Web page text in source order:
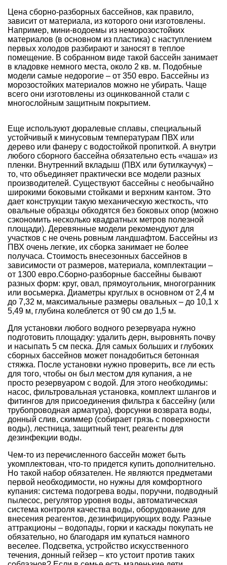
Цена сборно-разборных бассейнов, как правило,
зависит от материала, из которого они изготовлены.
Например, мини-водоемы из неморозостойких
материалов (в основном из пластика) с наступлением
первых холодов разбирают и заносят в теплое
помещение. В собранном виде такой бассейн занимает
в кладовке немного места, около 2 кв. м. Подобные
модели самые недорогие – от 350 евро. Бассейны из
морозостойких материалов можно не убирать. Чаще
всего они изготовлены из оцинкованной стали с
многослойным защитным покрытием.
Еще используют дюралевые сплавы, специальный
устойчивый к минусовым температурам ПВХ или
дерево или фанеру с водостойкой пропиткой. А внутри
любого сборного бассейна обязательно есть «чаша» из
пленки. Внутренний вкладыш (ПВХ или бутилкаучук) –
то, что объединяет практически все модели разных
производителей. Существуют бассейны с необычайно
широкими боковыми стойками и верхним кантом. Это
дает конструкции такую механическую жесткость, что
овальные образцы обходятся без боковых опор (можно
сэкономить несколько квадратных метров полезной
площади). Деревянные модели рекомендуют для
участков с не очень ровным ландшафтом. Бассейны из
ПВХ очень легкие, их сборка занимает не более
получаса. Стоимость внесезонных бассейнов в
зависимости от размеров, материала, комплектации –
от 1300 евро.Сборно-разборные бассейны бывают
разных форм: круг, овал, прямоугольник, многогранник
или восьмерка. Диаметры круглых в основном от 2,4 м
до 7,32 м, максимальные размеры овальных – до 10,1 х
5,49 м, глубина колеблется от 90 см до 1,5 м.
Для установки любого водного резервуара нужно
подготовить площадку: удалить дерн, выровнять почву
и насыпать 5 см песка. Для самых больших и глубоких
сборных бассейнов может понадобиться бетонная
стяжка. После установки нужно проверить, все ли есть
для того, чтобы он был местом для купания, а не
просто резервуаром с водой. Для этого необходимы:
насос, фильтровальная установка, комплект шлангов и
фитингов для присоединения фильтра к бассейну (или
трубопроводная арматура), форсунки возврата воды,
донный слив, скиммер (собирает грязь с поверхности
воды), лестница, защитный тент, реагенты для
дезинфекции воды.
Чем-то из перечисленного бассейн может быть
укомплектован, что-то придется купить дополнительно.
Но такой набор обязателен. Не являются предметами
первой необходимости, но нужны для комфортного
купания: система подогрева воды, поручни, подводный
пылесос, регулятор уровня воды, автоматическая
система контроля качества воды, оборудование для
внесения реагентов, дезинфицирующих воду. Разные
аттракционы – водопады, горки и каскады покупать не
обязательно, но благодаря им купаться намного
веселее. Подсветка, устройство искусственного
течения, донный гейзер – кто устоит против таких